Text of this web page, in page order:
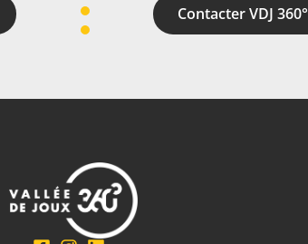
Contacter VDJ 360°